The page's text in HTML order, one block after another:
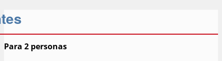
Para 2 personas